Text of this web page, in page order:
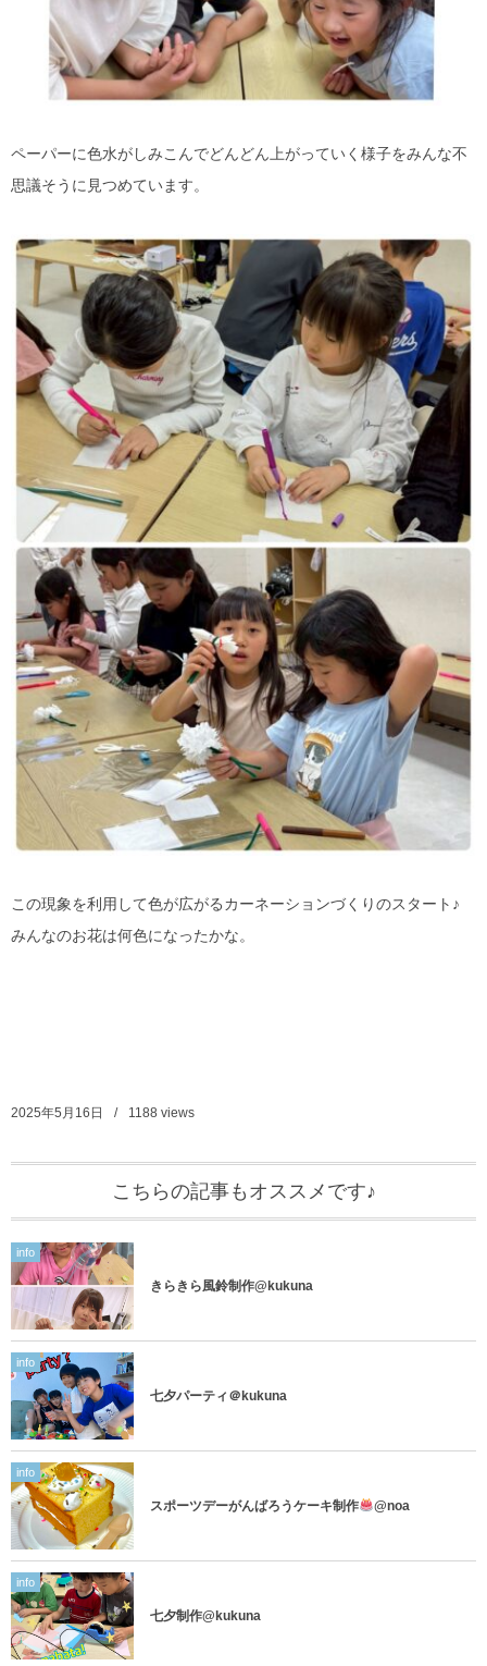
ペーパーに色水がしみこんでどんどん上がっていく様子をみんな不
思議そうに見つめています。
この現象を利用して色が広がるカーネーションづくりのスタート♪
みんなのお花は何色になったかな。
2025年5月16日 1188 views
こちらの記事もオススメです♪
info
きらきら風鈴制作@kukuna
info
七夕パーティ＠kukuna
info
スポーツデーがんばろうケーキ制作 @noa
info
七夕制作@kukuna